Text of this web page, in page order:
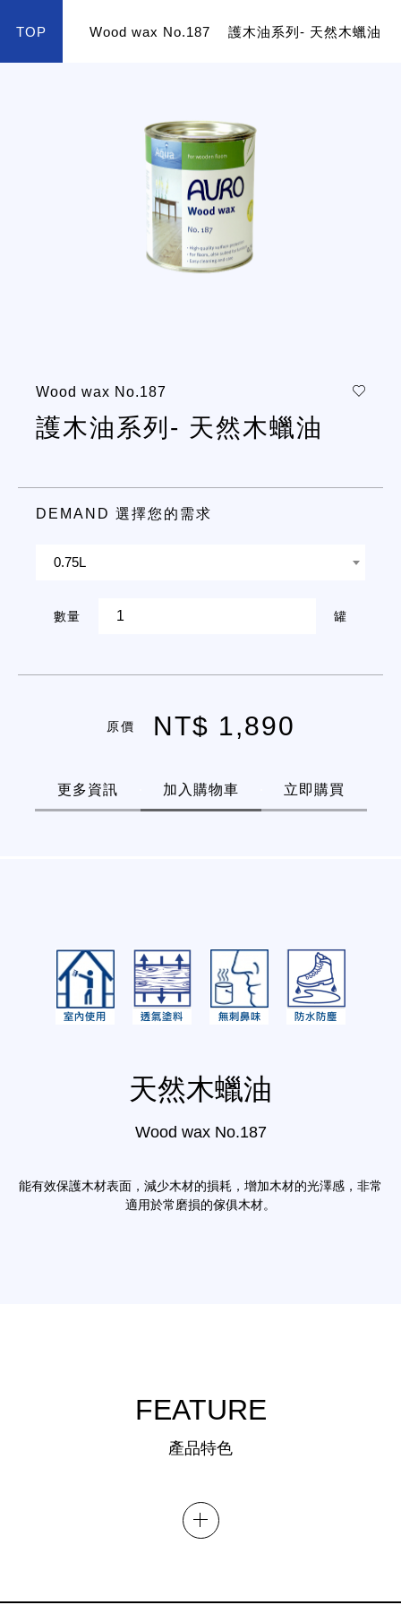
color
TOP Wood wax No.187 護木油系列- 天然木蠟油
Wood wax No.187
護木油系列- 天然木蠟油
DEMAND 選擇您的需求
0.75L
數量 罐
原價 NT$ 1,890
更多資訊 加入購物車 立即購買
天然木蠟油
Wood wax No.187
能有效保護木材表面，減少木材的損耗，增加木材的光澤感，非常
適用於常磨損的傢俱木材。
FEATURE
產品特色